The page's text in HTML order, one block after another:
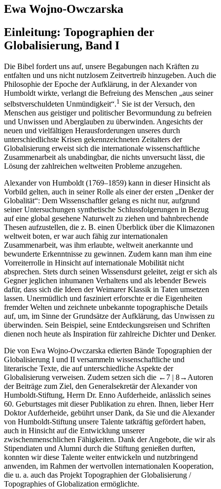
Ewa Wojno-Owczarska
Einleitung: Topographien der
Globalisierung, Band I
Die Bibel fordert uns auf, unsere Begabungen nach Kräften zu
entfalten und uns nicht nutzlosem Zeitvertreib hinzugeben. Auch die
Philosophie der Epoche der Aufklärung, in der Alexander von
Humboldt wirkte, verlangt die Befreiung des Menschen „aus seiner
selbstverschuldeten Unmündigkeit“.1 Sie ist der Versuch, den
Menschen aus geistiger und politischer Bevormundung zu befreien
und Unwissen und Aberglauben zu überwinden. Angesichts der
neuen und vielfältigen Herausforderungen unseres durch
unterschiedlichste Krisen gekennzeichneten Zeitalters der
Globalisierung erweist sich die internationale wissenschaftliche
Zusammenarbeit als unabdingbar, die nichts unversucht lässt, die
Lösung der zahlreichen weltweiten Probleme anzugehen.
Alexander von Humboldt (1769–1859) kann in dieser Hinsicht als
Vorbild gelten, auch in seiner Rolle als einer der ersten „Denker der
Globalität“: Dem Wissenschaftler gelang es nicht nur, aufgrund
seiner Untersuchungen synthetische Schlussfolgerungen in Bezug
auf eine global gesehene Naturwelt zu ziehen und bahnbrechende
Thesen aufzustellen, die z. B. einen Überblick über die Klimazonen
weltweit boten, er war auch fähig zur internationalen
Zusammenarbeit, was ihm erlaubte, weltweit anerkannte und
bewunderte Erkenntnisse zu gewinnen. Zudem kann man ihm eine
Vorreiterrolle in Hinsicht auf internationale Mobilität nicht
absprechen. Stets durch seinen Wissensdurst geleitet, zeigt er sich als
Gegner jeglichen inhumanen Verhaltens und als lebender Beweis
dafür, dass sich die Ideen der Weimarer Klassik in Taten umsetzen
lassen. Unermüdlich und fasziniert erforschte er die Eigenheiten
fremder Welten und zeichnete unbekannte topographische Details
auf, um, im Sinne der Grundsätze der Aufklärung, das Unwissen zu
überwinden. Sein Beispiel, seine Entdeckungsreisen und Schriften
dienen noch heute als Inspiration für zahlreiche Dichter und Denker.
Die von Ewa Wojno-Owczarska edierten Bände Topographien der
Globalisierung I und II versammeln wissenschaftliche und
literarische Texte, die auf unterschiedliche Aspekte der
Globalisierung verweisen. Zudem setzen sich die ←7 | 8→ Autoren
der Beiträge zum Ziel, den Generalsekretär der Alexander von
Humboldt-Stiftung, Herrn Dr. Enno Aufderheide, anlässlich seines
60. Geburtstages mit dieser Publikation zu ehren. Ihnen, lieber Herr
Doktor Aufderheide, gebührt unser Dank, da Sie und die Alexander
von Humboldt-Stiftung unsere Talente tatkräftig gefördert haben,
auch in Hinsicht auf die Entwicklung unserer
zwischenmenschlichen Fähigkeiten. Dank der Angebote, die wir als
Stipendiaten und Alumni durch die Stiftung genießen durften,
konnten wir diese Talente weiter entwickeln und nutzbringend
anwenden, im Rahmen der wertvollen internationalen Kooperation,
die u. a. auch das Projekt Topographien der Globalisierung /
Topographies of Globalization ermöglichte.